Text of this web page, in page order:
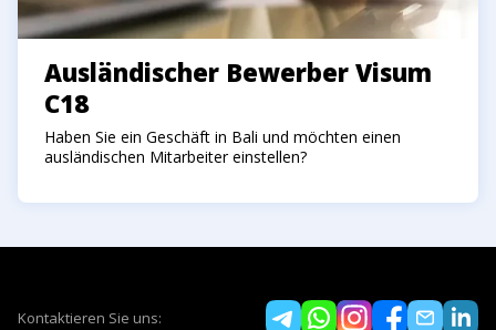
Ausländischer Bewerber Visum
C18
Haben Sie ein Geschäft in Bali und möchten einen
ausländischen Mitarbeiter einstellen?
Kontaktieren Sie uns: